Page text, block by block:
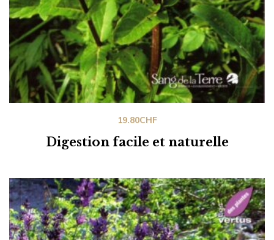
Digestion facile et naturelle
19.80CHF